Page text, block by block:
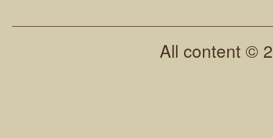
All content ©